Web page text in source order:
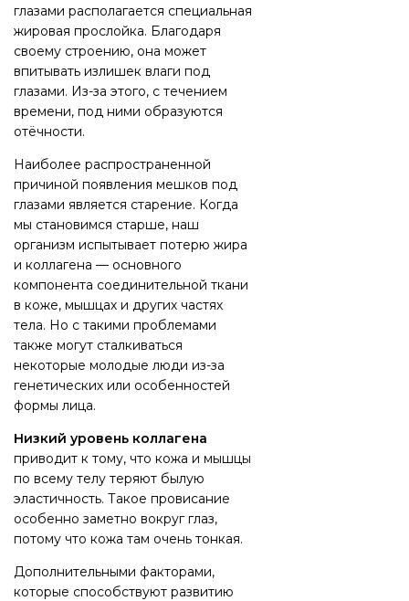
глазами располагается специальная
жировая прослойка. Благодаря
своему строению, она может
впитывать излишек влаги под
глазами. Из-за этого, с течением
времени, под ними образуются
отёчности.
Наиболее распространенной
причиной появления мешков под
глазами является старение. Когда
мы становимся старше, наш
организм испытывает потерю жира
и коллагена — основного
компонента соединительной ткани
в коже, мышцах и других частях
тела. Но с такими проблемами
также могут сталкиваться
некоторые молодые люди из-за
генетических или особенностей
формы лица.
Низкий уровень коллагена
приводит к тому, что кожа и мышцы
по всему телу теряют былую
эластичность. Такое провисание
особенно заметно вокруг глаз,
потому что кожа там очень тонкая.
Дополнительными факторами,
которые способствуют развитию